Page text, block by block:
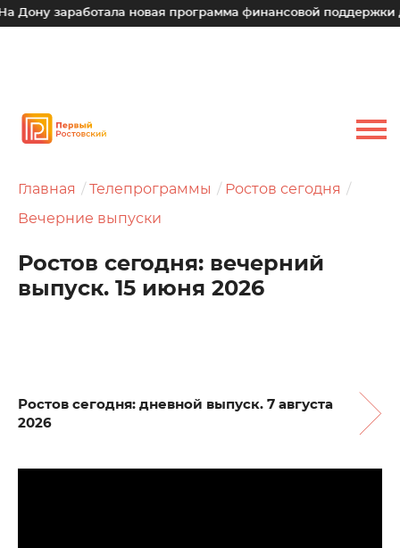
новая программа финансовой поддержки для
Главная Телепрограммы Ростов сегодня
Вечерние выпуски
Ростов сегодня: вечерний
выпуск. 15 июня 2026
Ростов сегодня: дневной выпуск. 7 августа
2026